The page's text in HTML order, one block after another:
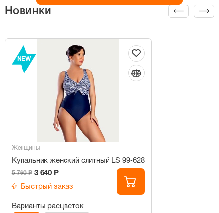
Новинки
NEW
Женщины
Купальник женский слитный LS 99-628
5 760 Р 3 640 Р
Быстрый заказ
Варианты расцветок